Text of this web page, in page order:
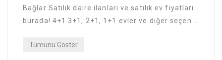
Bağlar Satılık daire ilanları ve satılık ev fiyatları
burada! 4+1 3+1, 2+1, 1+1 evler ve diğer seçen ..
Tümünü Göster